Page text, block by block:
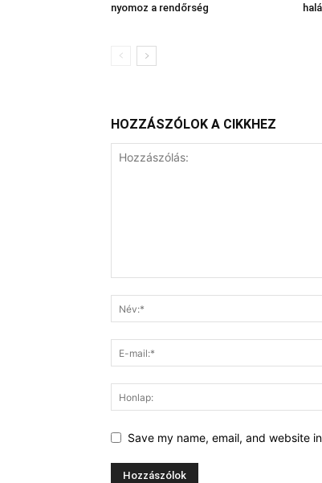
nyomoz a rendőrség
HOZZÁSZÓLOK A CIKKHEZ
Save my name, email, and website